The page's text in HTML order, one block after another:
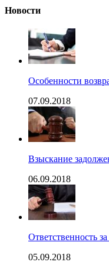
Новости
Особенности
07.09.2018
Взыскание
06.09.2018
Ответственность
05.09.2018